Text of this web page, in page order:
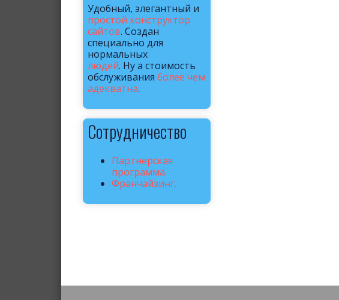
Удобный, элегантный и
простой конструктор
сайтов. Создан
специально для
нормальных
людей. Ну а стоимость
обслуживания более чем
адекватна.
Сотрудничество
Партнерская
программа.
Франчайзинг.